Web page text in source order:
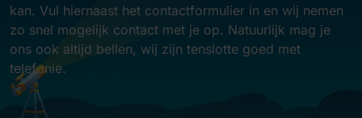
kan. Vul hiernaast het contactformulier in en wij nemen
zo snel mogelijk contact met je op. Natuurlijk mag je
ons ook altijd bellen, wij zijn tenslotte goed met
telefonie.